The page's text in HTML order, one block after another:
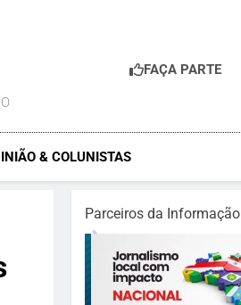
FAÇA PARTE
& COLUNISTAS
Parceiros da Informação